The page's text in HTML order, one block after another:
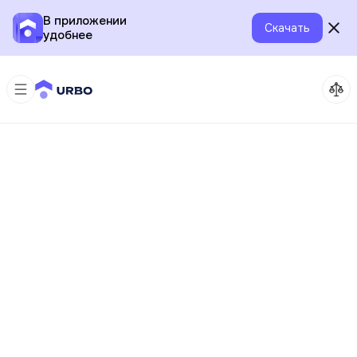
В приложении
удобнее
Скачать